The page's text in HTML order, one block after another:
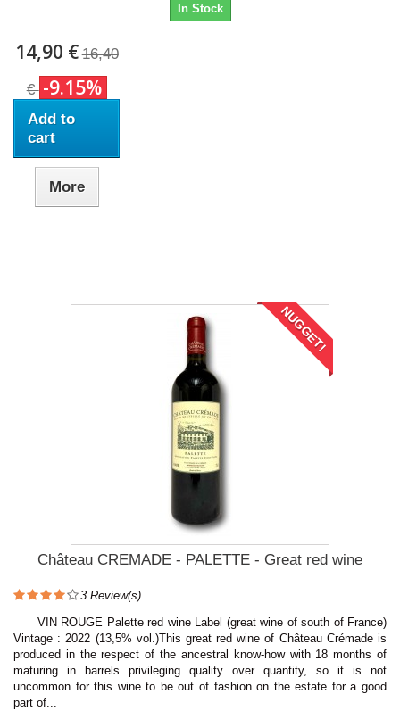
In Stock
14,90 € 16,40
€ -9.15%
Add to
cart
More
NUGGET!
Château CREMADE - PALETTE - Great red wine
3 Review(s)
VIN ROUGE Palette red wine Label (great wine of south of France)
Vintage : 2022 (13,5% vol.)This great red wine of Château Crémade is
produced in the respect of the ancestral know-how with 18 months of
maturing in barrels privileging quality over quantity, so it is not
uncommon for this wine to be out of fashion on the estate for a good
part of...